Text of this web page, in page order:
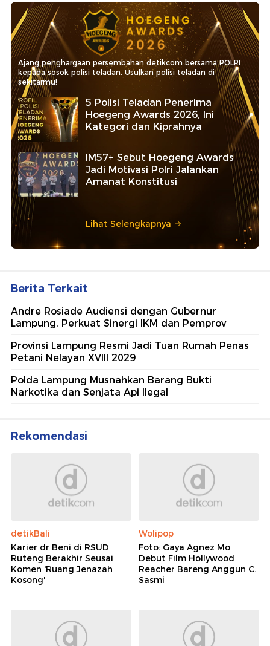
Ajang penghargaan persembahan detikcom bersama POLRI
kepada sosok polisi teladan. Usulkan polisi teladan di
sekitarmu!
5 Polisi Teladan Penerima
Hoegeng Awards 2026, Ini
Kategori dan Kiprahnya
IM57+ Sebut Hoegeng Awards
Jadi Motivasi Polri Jalankan
Amanat Konstitusi
Lihat Selengkapnya
Berita Terkait
Andre Rosiade Audiensi dengan Gubernur
Lampung, Perkuat Sinergi IKM dan Pemprov
Provinsi Lampung Resmi Jadi Tuan Rumah Penas
Petani Nelayan XVIII 2029
Polda Lampung Musnahkan Barang Bukti
Narkotika dan Senjata Api Ilegal
Rekomendasi
detikBali
Karier dr Beni di RSUD
Ruteng Berakhir Seusai
Komen 'Ruang Jenazah
Kosong'
Wolipop
Foto: Gaya Agnez Mo
Debut Film Hollywood
Reacher Bareng Anggun C.
Sasmi